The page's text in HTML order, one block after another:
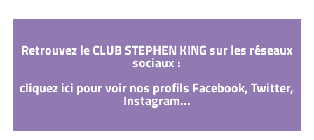
Retrouvez le CLUB STEPHEN KING sur les réseaux
sociaux :
cliquez ici pour voir nos profils Facebook, Twitter,
Instagram...